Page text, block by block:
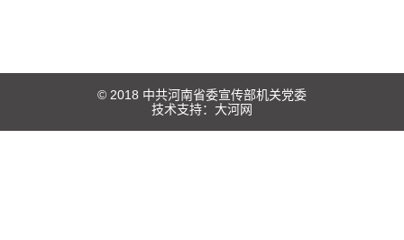
© 2018 中共河南省委宣传部机关党委
技术支持： 大河网